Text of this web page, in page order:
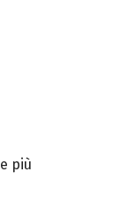
più